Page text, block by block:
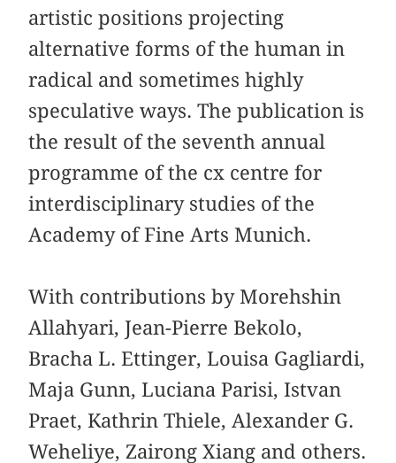
artistic positions projecting
alternative forms of the human in
radical and sometimes highly
speculative ways. The publication is
the result of the seventh annual
programme of the cx centre for
interdisciplinary studies of the
Academy of Fine Arts Munich.
With contributions by Morehshin
Allahyari, Jean-Pierre Bekolo,
Bracha L. Ettinger, Louisa Gagliardi,
Maja Gunn, Luciana Parisi, Istvan
Praet, Kathrin Thiele, Alexander G.
Weheliye, Zairong Xiang and others.